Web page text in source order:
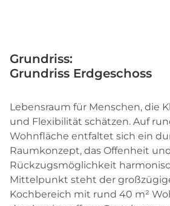
Grundriss:
Grundriss Erdgeschoss
Lebensraum für Menschen, die
und Flexibilität schätzen. Auf
Wohnfläche entfaltet sich ein
Raumkonzept, das Offenheit
Rückzugsmöglichkeit
Mittelpunkt steht der
Kochbereich mit rund 40 m²